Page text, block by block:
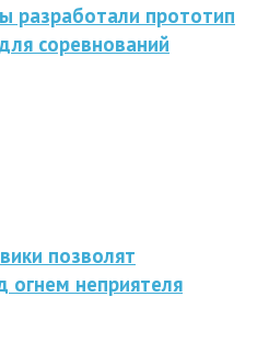
разработали прототип
соревнований
позволят
огнем неприятеля